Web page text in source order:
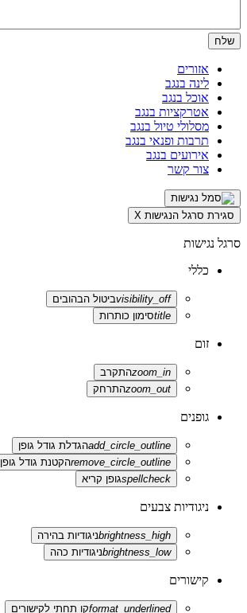
אזורים
לינה בנגב
אוכל בנגב
אטרקציות בנגב
מסלולי טיול בנגב
תרבות ופנאי בנגב
אירועים בנגב
צור קשר
סגירת סרגל הנגישות X
סרגל נגישות
כללי
visibility_offביטול הבהובים
titleסימון כותרות
זום
zoom_inהתקרב
zoom_outהתרחק
גופנים
add_circle_outlineהגדלת גודל גופן
remove_circle_outlineהקטנת גודל גופן
spellcheckגופן קריא
ניגודיות צבעים
brightness_highניגודיות בהירה
brightness_lowניגודיות כהה
קישורים
format_underlinedקו תחתי לקישורים